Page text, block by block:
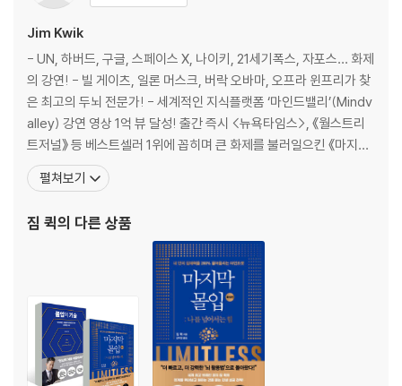
Jim Kwik
- UN, 하버드, 구글, 스페이스 X, 나이키, 21세기폭스, 자포스… 화제
의 강연! - 빌 게이츠, 일론 머스크, 버락 오바마, 오프라 윈프리가 찾
은 최고의 두뇌 전문가! - 세계적인 지식플랫폼 ‘마인드밸리’(Mindv
alley) 강연 영상 1억 뷰 달성! 출간 즉시 <뉴욕타임스>, 《월스트리
트저널》 등 베스트셀러 1위에 꼽히며 큰 화제를 불러일으킨 《마지막
몰입》이 ‘확장판’으로 돌아왔다. 저자는 25년 넘게 세계 정상급의 CE
O, 운동선수, 배우, 각계각층의 성공한 사람들의 잠재력을 끌어낸 세
어난
펼쳐보기
짐 퀵의 다른 상품